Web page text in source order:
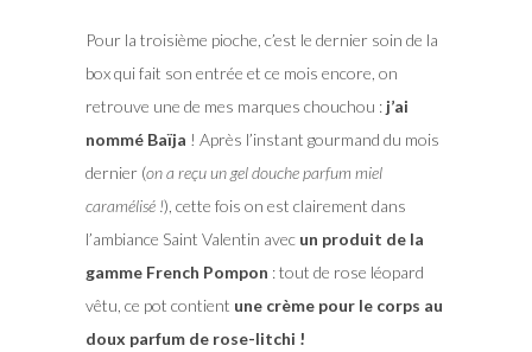
Pour la troisième pioche, c’est le dernier soin de la
box qui fait son entrée et ce mois encore, on
retrouve une de mes marques chouchou : j’ai
nommé Baïja ! Après l’instant gourmand du mois
dernier (on a reçu un gel douche parfum miel
caramélisé !), cette fois on est clairement dans
l’ambiance Saint Valentin avec un produit de la
gamme French Pompon : tout de rose léopard
vêtu, ce pot contient une crème pour le corps au
doux parfum de rose-litchi !